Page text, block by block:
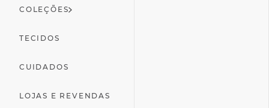
COLEÇÕES
TECIDOS
CUIDADOS
LOJAS E REVENDAS